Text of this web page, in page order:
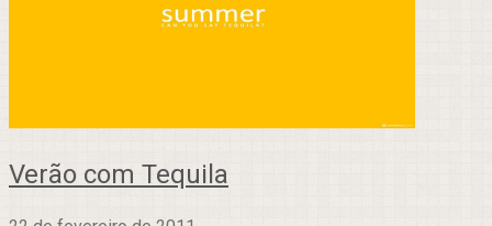
Verão com Tequila